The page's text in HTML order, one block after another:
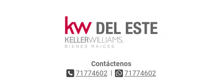
Contáctenos
71774602 |
71774602